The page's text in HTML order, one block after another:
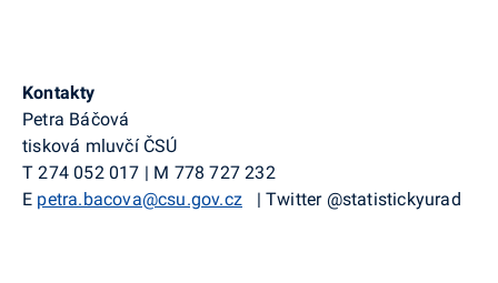
Kontakty
Petra Báčová
tisková mluvčí ČSÚ
T 274 052 017 | M 778 727 232
E petra.bacova@csu.gov.cz | Twitter@statistickyurad